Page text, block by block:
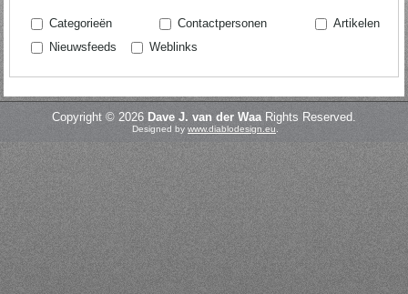
Categorieën Contactpersonen
Artikelen
Nieuwsfeeds
Weblinks
Copyright © 2026 Dave J. van der Waa Rights Reserved.
Designed by www.diablodesign.eu